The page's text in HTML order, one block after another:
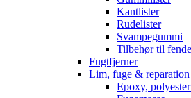
Kantlister
Rudelister
Svampegummi
Tilbehør til
Fugtfjerner
Lim, fuge & reparation
Epoxy,